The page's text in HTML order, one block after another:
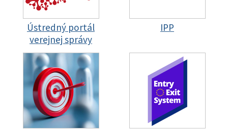
Ústredný portál
verejnej správy
IPP